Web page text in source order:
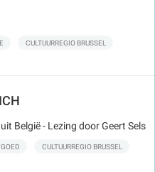
CULTUURREGIO BRUSSEL
België - Lezing door Geert Sels
CULTUURREGIO BRUSSEL